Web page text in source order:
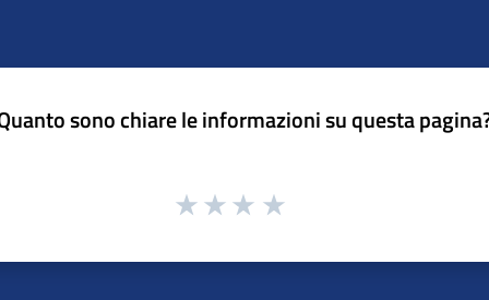
sono chiare le informazioni su questa